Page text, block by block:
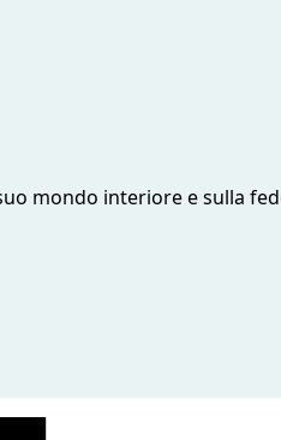
mondo interiore e sulla